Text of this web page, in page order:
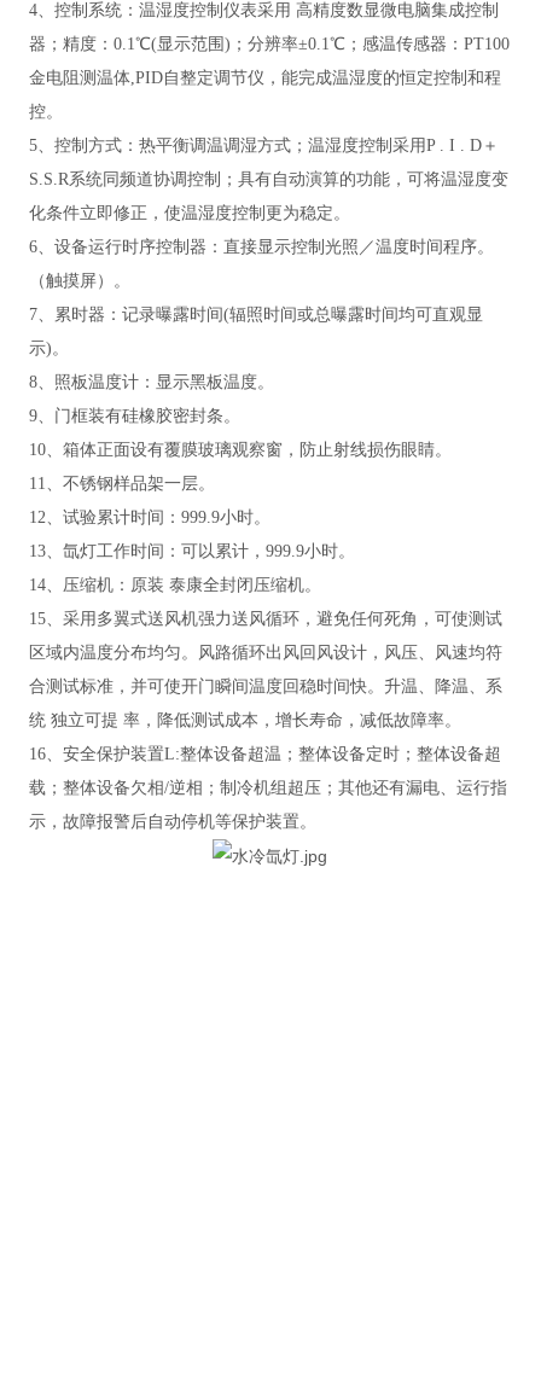
4、控制系统：温湿度控制仪表采用 高精度数显微电脑集成控制
器；精度：0.1℃(显示范围)；分辨率±0.1℃；感温传感器：PT100
金电阻测温体,PID自整定调节仪，能完成温湿度的恒定控制和程
控。
5、控制方式：热平衡调温调湿方式；温湿度控制采用P . I . D＋
S.S.R系统同频道协调控制；具有自动演算的功能，可将温湿度变
化条件立即修正，使温湿度控制更为稳定。
6、设备运行时序控制器：直接显示控制光照／温度时间程序。
（触摸屏） 。
7、累时器：记录曝露时间(辐照时间或总曝露时间均可直观显
示)。
8、照板温度计：显示黑板温度。
9、门框装有硅橡胶密封条。
10、箱体正面设有覆膜玻璃观察窗，防止射线损伤眼睛。
11、不锈钢样品架一层。
12、试验累计时间：999.9小时。
13、氙灯工作时间：可以累计，999.9小时。
14、压缩机：原装 泰康全封闭压缩机。
15、采用多翼式送风机强力送风循环，避免任何死角，可使测试
区域内温度分布均匀。风路循环出风回风设计，风压、风速均符
合测试标准，并可使开门瞬间温度回稳时间快。升温、降温、系
统 独立可提 率，降低测试成本，增长寿命，减低故障率。
16、安全保护装置L:整体设备超温；整体设备定时；整体设备超
载；整体设备欠相/逆相；制冷机组超压；其他还有漏电、运行指
示，故障报警后自动停机等保护装置。